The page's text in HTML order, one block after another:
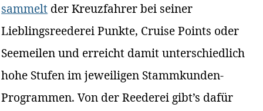
sammelt der Kreuzfahrer bei seiner
Lieblingsreederei Punkte, Cruise Points oder
Seemeilen und erreicht damit unterschiedlich
hohe Stufen im jeweiligen Stammkunden-
Programmen. Von der Reederei gibt’s dafür